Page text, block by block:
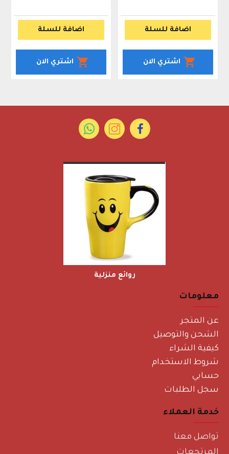
اضافة للسلة
اشتري الان
اضافة للسلة
اشتري الان
روائع منزلية
معلومات
عن المتجر
الشحن والتوصيل
كيفية الشراء
شروط الاستخدام
حسابي
سجل الطلبات
خدمة العملاء
تواصل معنا